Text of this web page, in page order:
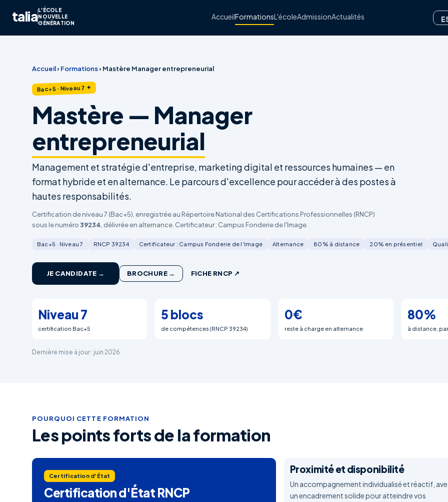
taliaL'ÉCOLE
NOUVELLE
GÉNÉRATION
AccueilFormationsL'écoleAdmissionActualités
Accueil› Formations› Mastère Manager entrepreneurial
Bac+5 · Niveau 7 ✦
Mastère — Manager
entrepreneurial
Management et stratégie d'entreprise, marketing digital et ressources humaines — en
format hybride et en alternance. Le parcours d'excellence pour accéder à des postes à
hautes responsabilités.
Certification de niveau 7 (Bac+5), enregistrée au Répertoire National des Certifications Professionnelles (RNCP)
sous le numéro39234 , délivrée en alternance. Certificateur : Campus Fonderie de l'Image.
Bac+5 · Niveau 7 RNCP 39234 Certificateur : Campus Fonderie de l'Image Alternance 80% à distance 20% en présentiel
JE CANDIDATE → BROCHURE → FICHE RNCP ↗
Niveau 7
certification Bac+5
5 blocs
de compétences (RNCP 39234)
0€
reste à charge en alternance
80%
à distance,
Dernière mise à jour : juin 2026
POURQUOI CETTE FORMATION
Les points forts de la formation
Certification d'État
Certification d'État RNCP
Proximité et disponibilité
Un accompagnement individualisé et réactif,
un encadrement solide pour atteindre vos